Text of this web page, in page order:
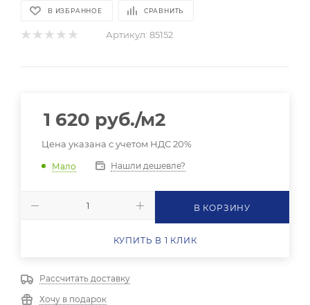
В ИЗБРАННОЕ СРАВНИТЬ
Артикул: 85152
1 620 руб./м2
Цена указана с учетом НДС 20%
Мало Нашли дешевле?
В КОРЗИНУ
КУПИТЬ В 1 КЛИК
Рассчитать доставку
Хочу в подарок